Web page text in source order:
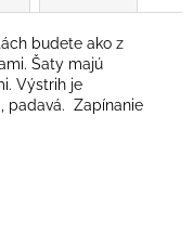
budete ako z
Šaty majú
Výstrih je
padavá. Zapínanie